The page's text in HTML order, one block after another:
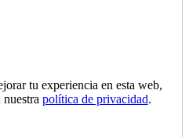
tu experiencia en esta web,
política de privacidad.